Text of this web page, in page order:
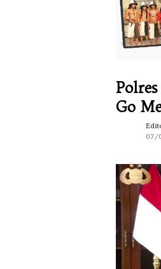
Go
07/